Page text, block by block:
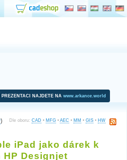
PREZENTACI NAJDETE NA www.arkance.world
Dle oboru: CAD • MFG • AEC • MM • GIS • HW
)
iPad jako dárek k
HP Designjet